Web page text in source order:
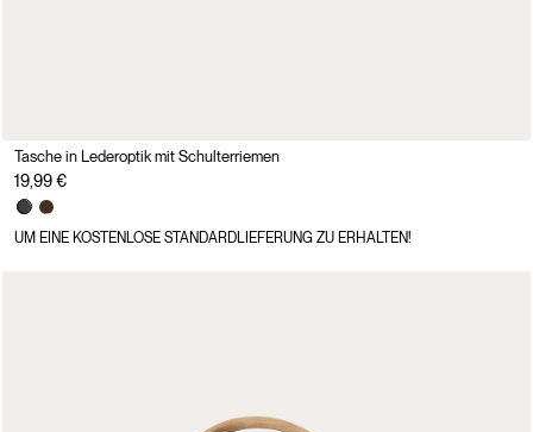
Tasche in Lederoptik mit Schulterriemen
19,99 €
UM EINE KOSTENLOSE STANDARDLIEFERUNG ZU ERHALTEN!